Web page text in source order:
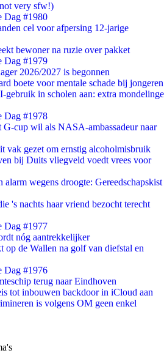
very sfw!)
Dag #1980
cel voor afpersing 12-jarige
bewoner na ruzie over pakket
Dag #1979
2026/2027 is begonnen
boete voor mentale schade bij jongeren
gebruik in scholen aan: extra mondelinge
Dag #1978
G-cup wil als NASA-ambassadeur naar
vak gezet om ernstig alcoholmisbruik
bij Duits vliegveld voedt vrees voor
alarm wegens droogte: Gereedschapskist
's nachts haar vriend bezocht terecht
Dag #1977
nóg aantrekkelijker
op de Wallen na golf van diefstal en
Dag #1976
terug naar Eindhoven
tot inbouwen backdoor in iCloud aan
is volgens OM geen enkel